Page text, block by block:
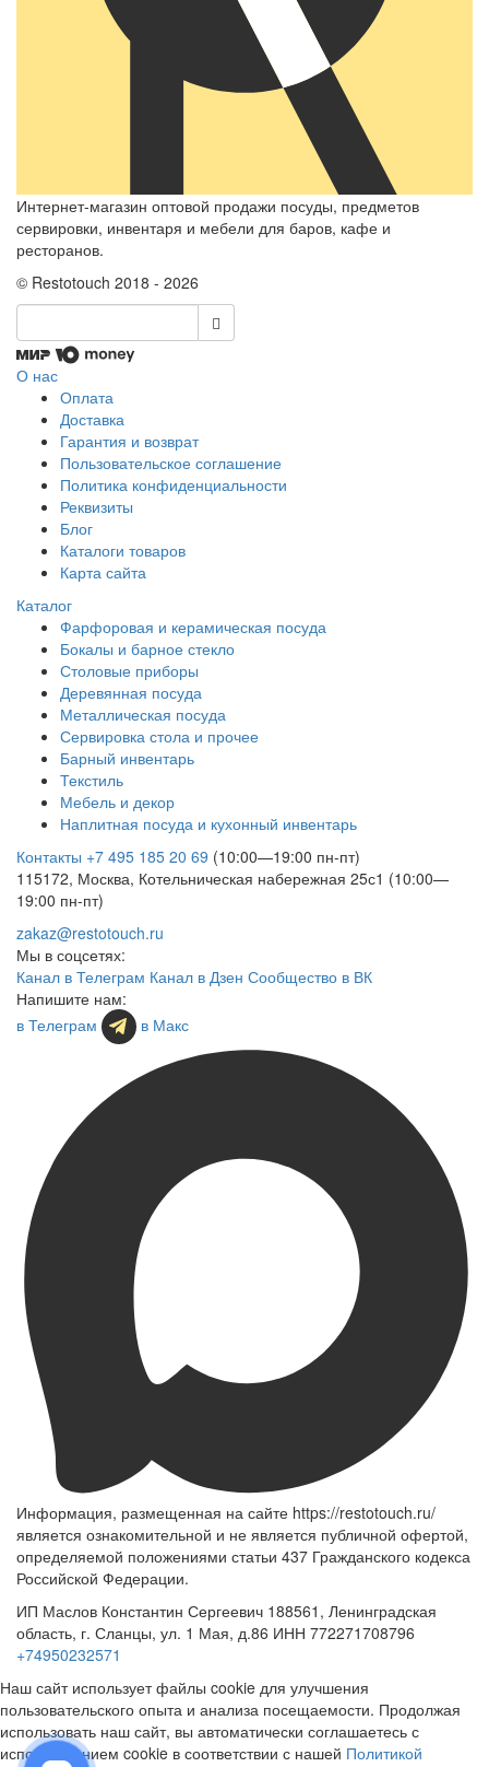
Интернет-магазин оптовой продажи посуды, предметов
сервировки, инвентаря и мебели для баров, кафе и
ресторанов.
© Restotouch 2018 - 2026
О нас
Оплата
Доставка
Гарантия и возврат
Пользовательское соглашение
Политика конфиденциальности
Реквизиты
Блог
Каталоги товаров
Карта сайта
Каталог
Фарфоровая и керамическая посуда
Бокалы и барное стекло
Столовые приборы
Деревянная посуда
Металлическая посуда
Сервировка стола и прочее
Барный инвентарь
Текстиль
Мебель и декор
Наплитная посуда и кухонный инвентарь
Контакты +7 495 185 20 69 (10:00—19:00 пн-пт)
115172, Москва, Котельническая набережная 25с1 (10:00—
19:00 пн-пт)
zakaz@restotouch.ru
Мы в соцсетях:
Канал в Телеграм Канал в Дзен Сообщество в ВК
Напишите нам:
в Телеграм
в Макс
Информация, размещенная на сайте https://restotouch.ru/
является ознакомительной и не является публичной офертой,
определяемой положениями статьи 437 Гражданского кодекса
Российской Федерации.
ИП Маслов Константин Сергеевич 188561, Ленинградская
область, г. Сланцы, ул. 1 Мая, д.86 ИНН 772271708796
+74950232571
Наш сайт использует файлы cookie для улучшения
пользовательского опыта и анализа посещаемости. Продолжая
использовать наш сайт, вы автоматически соглашаетесь с
использованием cookie в соответствии с нашей Политикой